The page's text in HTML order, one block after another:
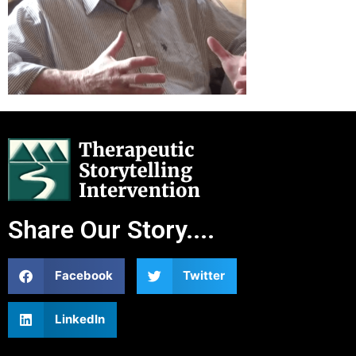
Share Our Story....
Facebook Twitter
LinkedIn